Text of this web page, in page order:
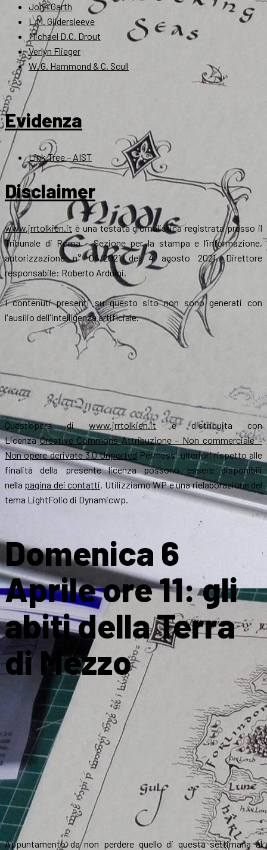
John Garth
L.M. Gildersleeve
Michael D.C. Drout
Verlyn Flieger
W. G. Hammond & C. Scull
Evidenza
Link Tree – AIST
Disclaimer
www.jrrtolkien.it è una testata giornalistica registrata presso il
Tribunale di Roma - Sezione per la stampa e l’informazione,
autorizzazione n° 04/2021 del 4 agosto 2021. Direttore
responsabile: Roberto Arduini.
I contenuti presenti su questo sito non sono generati con
l'ausilio dell'intelligenza artificiale.
Quest’opera diwww.jrrtolkien.it è distribuita con
LicenzaCreative Commons Attribuzione – Non commerciale –
Non opere derivate 3.0 Unported Permessi ulteriori rispetto alle
finalità della presente licenza possono essere disponibili
nella pagina dei contatti. Utilizziamo WP e una rielaborazione del
tema LightFolio di Dynamicwp.
Domenica 6
Aprile ore 11: gli
abiti della Terra
di Mezzo
Appuntamento da non perdere quello di questa settimana al